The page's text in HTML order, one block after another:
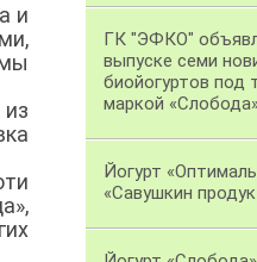
и
ГК "ЭФКО"
выпуске семи
биойогуртов под
маркой
Йогурт
«Савушкин